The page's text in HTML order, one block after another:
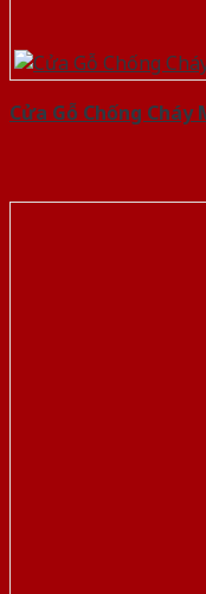
Cửa Gỗ Chống Cháy